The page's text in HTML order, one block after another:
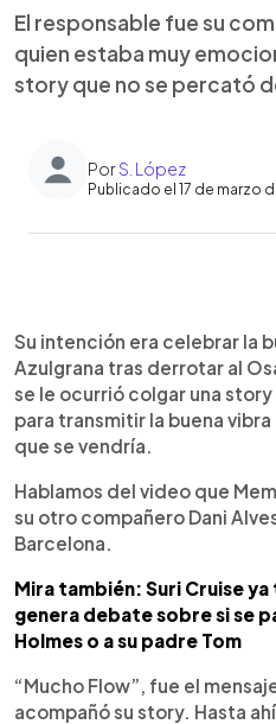
El responsable fue su
quien estaba muy
story que no se percató
PorS. López
Publicado el 17 de marzo
Escuchar artículo
Su intención era celebrar la
Azulgrana tras derrotar al
se le ocurrió colgar una
para transmitir la buena
que se vendría.
Hablamos del video que
su otro compañero Dani
Barcelona.
Mira también: Suri Cruise ya
genera debate sobre si se
Holmes o a su padre Tom
“Mucho Flow”, fue el
acompañó su story. Hasta